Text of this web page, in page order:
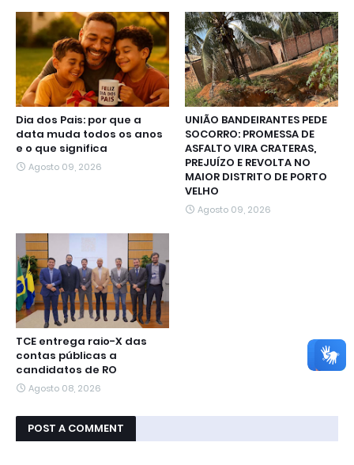
Dia dos Pais: por que a
data muda todos os anos
e o que significa
Agosto 09, 2026
UNIÃO BANDEIRANTES PEDE
SOCORRO: PROMESSA DE
ASFALTO VIRA CRATERAS,
PREJUÍZO E REVOLTA NO
MAIOR DISTRITO DE PORTO
VELHO
Agosto 09, 2026
TCE entrega raio-X das
contas públicas a
candidatos de RO
Agosto 08, 2026
POST A COMMENT